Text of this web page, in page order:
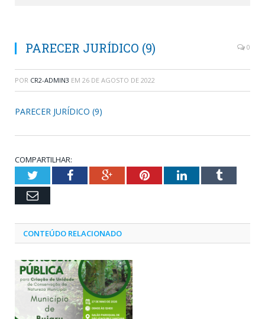
PARECER JURÍDICO (9) 0
POR CR2-ADMIN3 EM 26 DE AGOSTO DE 2022
PARECER JURÍDICO (9)
COMPARTILHAR:
TwitterFacebookGoogle+PinterestLinkedInTumblr
Email
CONTEÚDO RELACIONADO